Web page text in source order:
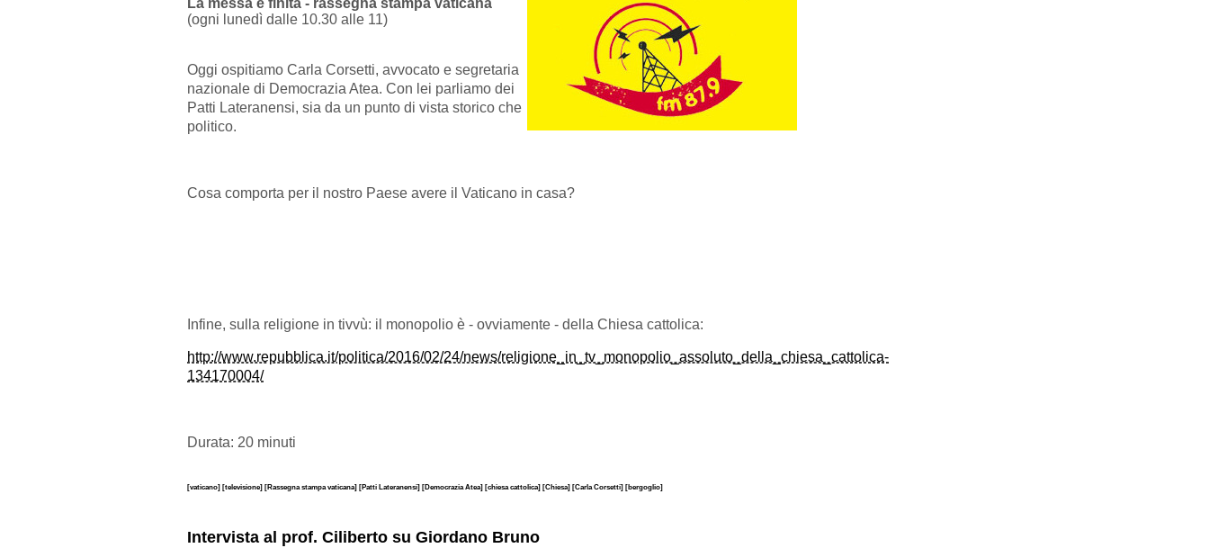
(ogni lunedì dalle 10.30 alle 11)
Oggi ospitiamo Carla Corsetti, avvocato e segretaria
nazionale di Democrazia Atea. Con lei parliamo dei
Patti Lateranensi, sia da un punto di vista storico che
politico.
Cosa comporta per il nostro Paese avere il Vaticano in casa?
Infine, sulla religione in tivvù: il monopolio è - ovviamente - della Chiesa cattolica:
http://www.repubblica.it/politica/2016/02/24/news/religione_in_tv_monopolio_assoluto_della_chiesa_cattolica-
134170004/
Durata: 20 minuti
[vaticano] [televisione] [Rassegna stampa vaticana] [Patti Lateranensi] [Democrazia Atea] [chiesa cattolica] [Chiesa] [Carla Corsetti] [bergoglio]
Intervista al prof. Ciliberto su Giordano Bruno